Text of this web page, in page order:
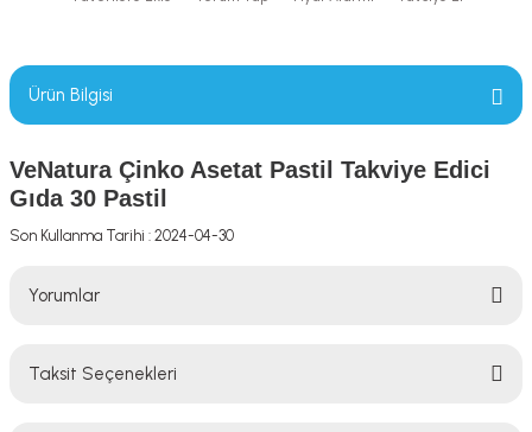
Ürün Bilgisi
VeNatura Çinko Asetat Pastil Takviye Edici
Gıda 30 Pastil
Son Kullanma Tarihi : 2024-04-30
Yorumlar
Taksit Seçenekleri